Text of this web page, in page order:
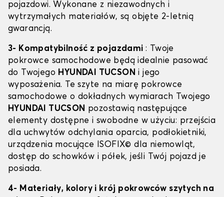
pojazdowi. Wykonane z niezawodnych i
wytrzymałych materiałów, są objęte 2-letnią
gwarancją.
3- Kompatybilność z pojazdami : Twoje
pokrowce samochodowe będą idealnie pasować
do Twojego HYUNDAI TUCSON i jego
wyposażenia. Te szyte na miarę pokrowce
samochodowe o dokładnych wymiarach Twojego
HYUNDAI TUCSON pozostawią następujące
elementy dostępne i swobodne w użyciu: przejścia
dla uchwytów odchylania oparcia, podłokietniki,
urządzenia mocujące ISOFIX© dla niemowląt,
dostęp do schowków i półek, jeśli Twój pojazd je
posiada.
4- Materiały, kolory i krój pokrowców szytych na